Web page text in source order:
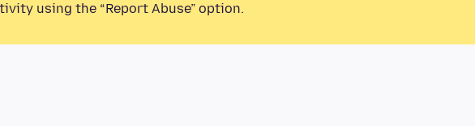
using the “Report Abuse” option.